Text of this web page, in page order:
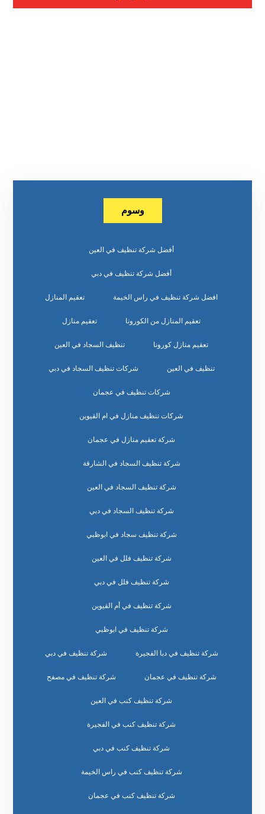
وسوم
أفضل شركة تنظيف في العين
أفضل شركة تنظيف في دبي
افضل شركة تنظيف في راس الخيمة تعقيم المنازل
تعقيم المنازل من الكورونا تعقيم منازل
تعقيم منازل كورونا تنظيف السجاد في العين
تنظيف في العين شركات تنظيف السجاد في دبي
شركات تنظيف في عجمان
شركات تنظيف منازل في ام القيوين
شركة تعقيم منازل في عجمان
شركة تنظيف السجاد في الشارقة
شركة تنظيف السجاد في العين
شركة تنظيف السجاد في دبي
شركة تنظيف سجاد في ابوظبي
شركة تنظيف فلل في العين
شركة تنظيف فلل في دبي
شركة تنظيف في أم القيوين
شركة تنظيف في ابوظبي
شركة تنظيف في دبا الفجيرة شركة تنظيف في دبي
شركة تنظيف في عجمان شركة تنظيف في مصفح
شركة تنظيف كنب في العين
شركة تنظيف كنب في الفجيرة
شركة تنظيف كنب في دبي
شركة تنظيف كنب في راس الخيمة
شركة تنظيف كنب في عجمان